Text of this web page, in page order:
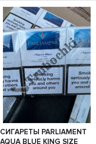
СИГАРЕТЫ PARLIAMENT
AQUA BLUE KING SIZE